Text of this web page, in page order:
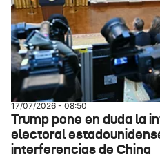
17/07/2026 - 08:50
Trump pone en duda la
electoral
interferencias de China